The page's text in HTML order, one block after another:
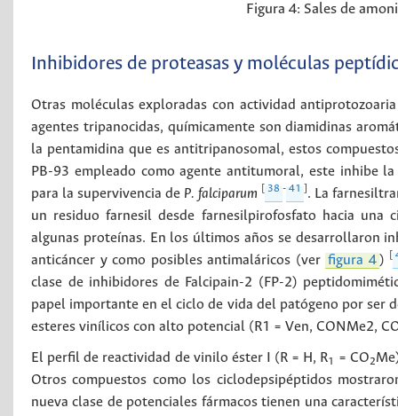
Figura 4: Sales de
Inhibidores de proteasas y moléculas
Otras moléculas exploradas con actividad
agentes tripanocidas, químicamente son diamidinas
la pentamidina que es antitripanosomal, estos
PB-93 empleado como agente antitumoral, este inhibe
para la supervivencia de P. falciparum 38 - 41
. La
un residuo farnesil desde farnesilpirofosfato hacia una
algunas proteínas. En los últimos años se desarrollaron
anticáncer y como posibles antimaláricos (ver figura 4 )
clase de inhibidores de Falcipain-2 (FP-2)
papel importante en el ciclo de vida del patógeno por ser
esteres vinílicos con alto potencial (R1 = Ven, CONMe2,
El perfil de reactividad de vinilo éster I (R = H, R1 = CO2
Otros compuestos como los ciclodepsipéptidos
nueva clase de potenciales fármacos tienen una